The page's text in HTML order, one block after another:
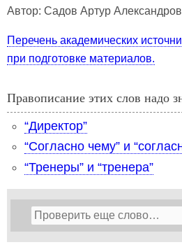
Автор: Садов Артур
Перечень академических
при подготовке материалов.
Правописание этих слов надо
“Директор”
“Согласно чему” и
“Тренеры” и “тренера”